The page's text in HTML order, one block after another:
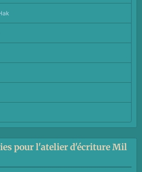
pour l'atelier d'écriture Mil